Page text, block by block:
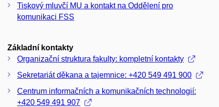
Tiskový mluvčí MU a kontakt na Oddělení pro
komunikaci FSS
Základní kontakty
Organizační struktura fakulty: kompletní kontakty
Sekretariát děkana a tajemnice: +420 549 491 900
Centrum informačních a komunikačních technologií:
+420 549 491 907